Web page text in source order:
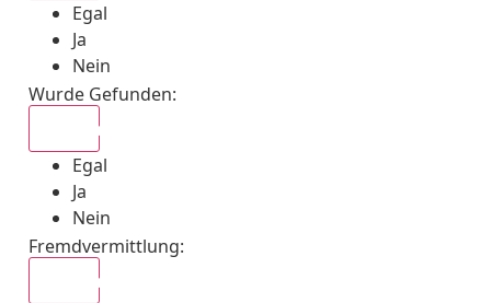
Egal
Ja
Nein
Wurde Gefunden:
Egal
Ja
Nein
Fremdvermittlung: